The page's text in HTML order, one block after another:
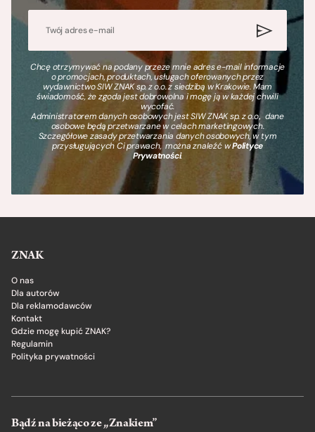
Chcę otrzymywać na podany przeze mnie adres e-mail informacje
o promocjach, produktach, usługach oferowanych przez
wydawnictwo SIW ZNAK sp. z o.o. z siedzibą w Krakowie. Mam
świadomość, że zgoda jest dobrowolna i mogę ją w każdej chwili
wycofać.
Administratorem danych osobowych jest SIW ZNAK sp. z o.o., dane
osobowe będą przetwarzane w celach marketingowych.
Szczegółowe zasady przetwarzania danych osobowych, w tym
przysługujących Ci prawach, można znaleźć wPolityce
Prywatności.
ZNAK
O nas
Dla autorów
Dla reklamodawców
Kontakt
Gdzie mogę kupić ZNAK?
Regulamin
Polityka prywatności
Bądź na bieżąco ze „Znakiem”